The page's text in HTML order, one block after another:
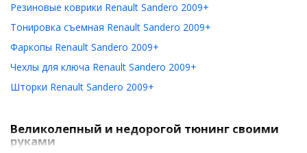
Резиновые коврики Renault Sandero 2009+
Тонировка съемная Renault Sandero 2009+
Фаркопы Renault Sandero 2009+
Чехлы для ключа Renault Sandero 2009+
Шторки Renault Sandero 2009+
Великолепный и недорогой тюнинг своими
руками